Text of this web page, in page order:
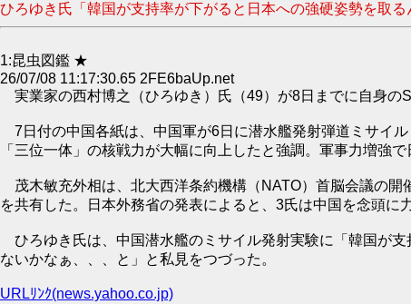
ひろゆき氏「韓国が支持率が下がると日本への強硬姿勢を取
1:昆虫図鑑 ★
26/07/08 11:17:30.65 2FE6baUp.net
実業家の西村博之（ひろゆき）氏（49）が8日までに自身の
7日付の中国各紙は、中国軍が6日に潜水艦発射弾道ミサイ
「三位一体」の核戦力が大幅に向上したと強調。軍事力増強
茂木敏充外相は、北大西洋条約機構（NATO）首脳会議の開
を共有した。日本外務省の発表によると、3氏は中国を念頭に
ひろゆき氏は、中国潜水艦のミサイル発射実験に「韓国が
ないかなぁ、、、と」と私見をつづった。
URLﾘﾝｸ(news.yahoo.co.jp)